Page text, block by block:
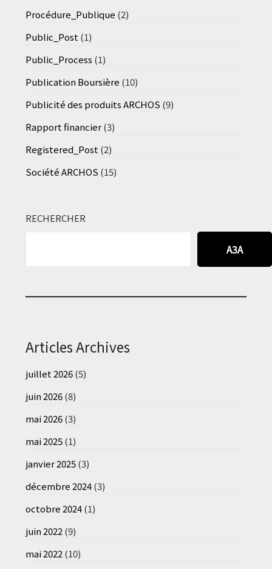
Procédure_Publique (2)
Public_Post (1)
Public_Process (1)
Publication Boursière (10)
Publicité des produits ARCHOS (9)
Rapport financier(3)
Registered_Post (2)
Société ARCHOS (15)
RECHERCHER
A3A
Articles Archives
juillet 2026(5)
juin 2026(8)
mai 2026(3)
mai 2025(1)
janvier 2025(3)
décembre 2024(3)
octobre 2024(1)
juin 2022(9)
mai 2022(10)